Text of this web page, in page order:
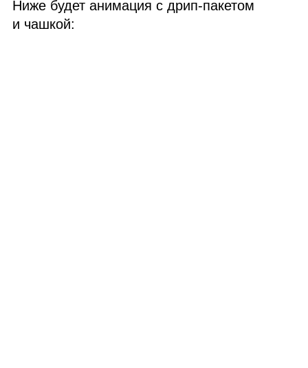
Ниже будет анимация с дрип‑пакетом
и чашкой: